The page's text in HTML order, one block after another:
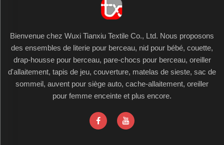
Bienvenue chez Wuxi Tianxiu Textile Co., Ltd. Nous proposons
des ensembles de literie pour berceau, nid pour bébé, couette,
drap-housse pour berceau, pare-chocs pour berceau, oreiller
d'allaitement, tapis de jeu, couverture, matelas de sieste, sac de
sommeil, auvent pour siège auto, cache-allaitement, oreiller
pour femme enceinte et plus encore.